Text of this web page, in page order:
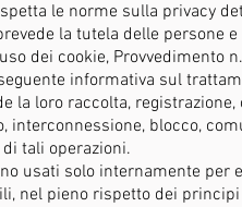
le norme sulla privacy
la tutela delle persone
dei cookie, Provvedimento
informativa sul
loro raccolta, registrazione,
interconnessione, blocco,
tali operazioni.
usati solo internamente per
nel pieno rispetto dei